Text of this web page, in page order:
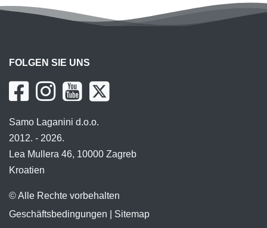
FOLGEN SIE UNS
Samo Laganini d.o.o.
2012. - 2026.
Lea Mullera 46, 10000 Zagreb
Kroatien
© Alle Rechte vorbehalten
Geschäftsbedingungen
Sitemap